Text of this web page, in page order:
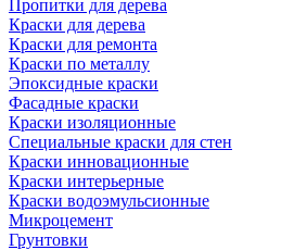
Пропитки для дерева
Краски для дерева
Краски для ремонта
Краски по металлу
Эпоксидные краски
Фасадные краски
Краски изоляционные
Специальные краски для стен
Краски инновационные
Краски интерьерные
Краски водоэмульсионные
Микроцемент
Грунтовки